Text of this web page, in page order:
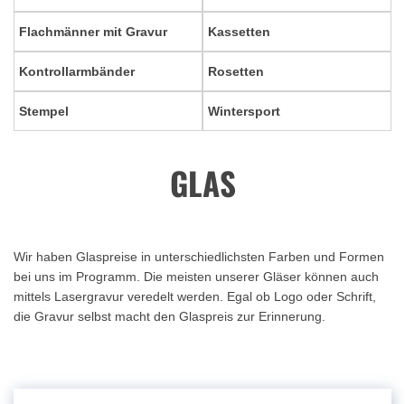
Flachmänner mit Gravur Kassetten
Kontrollarmbänder Rosetten
Stempel Wintersport
GLAS
Wir haben Glaspreise in unterschiedlichsten Farben und Formen
bei uns im Programm. Die meisten unserer Gläser können auch
mittels Lasergravur veredelt werden. Egal ob Logo oder Schrift,
die Gravur selbst macht den Glaspreis zur Erinnerung.